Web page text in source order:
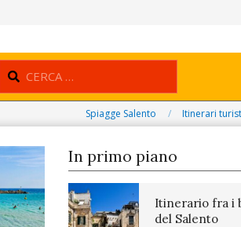
Search
Spiagge Salento Itinerari
In primo piano
Itinerario fra i
del Salento